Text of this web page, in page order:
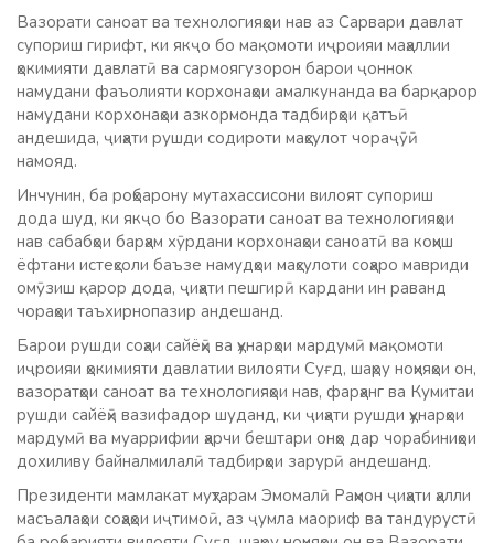
Вазорати саноат ва технологияҳои нав аз Сарвари давлат
супориш гирифт, ки якҷо бо мақомоти иҷроияи маҳаллии
ҳокимияти давлатӣ ва сармоягузорон барои ҷоннок
намудани фаъолияти корхонаҳои амалкунанда ва барқарор
намудани корхонаҳои азкормонда тадбирҳои қатъӣ
андешида, ҷиҳати рушди содироти маҳсулот чораҷӯӣ
намояд.
Инчунин, ба роҳбарону мутахассисони вилоят супориш
дода шуд, ки якҷо бо Вазорати саноат ва технологияҳои
нав сабабҳои барҳам хӯрдани корхонаҳои саноатӣ ва коҳиш
ёфтани истеҳсоли баъзе намудҳои маҳсулоти соҳаро мавриди
омӯзиш қарор дода, ҷиҳати пешгирӣ кардани ин раванд
чораҳои таъхирнопазир андешанд.
Барои рушди соҳаи сайёҳӣ ва ҳунарҳои мардумӣ мақомоти
иҷроияи ҳокимияти давлатии вилояти Суғд, шаҳру ноҳияҳои он,
вазоратҳои саноат ва технологияҳои нав, фарҳанг ва Кумитаи
рушди сайёҳӣ вазифадор шуданд, ки ҷиҳати рушди ҳунарҳои
мардумӣ ва муаррифии ҳарчи бештари онҳо дар чорабиниҳои
дохиливу байналмилалӣ тадбирҳои зарурӣ андешанд.
Президенти мамлакат муҳтарам Эмомалӣ Раҳмон ҷиҳати ҳалли
масъалаҳои соҳаҳои иҷтимоӣ, аз ҷумла маориф ва тандурустӣ